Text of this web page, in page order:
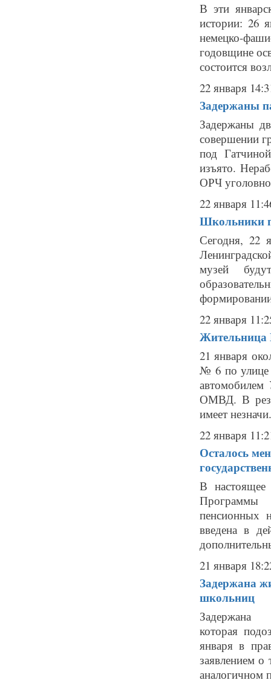
В эти
истории: 26
немецко-
годовщине
состоится
22 января
Задержаны
Задержаны
совершении
под
изъято.
ОРЧ
22 января
Школьники
Сегодня, 22
музей
22 января
Жительница
21 января
№ 6 по улице
автомобилем
ОМВД. В
имеет
22 января
Осталось
В настоящее
Программы
пенсионных
введена в
21 января
Задержана
школьниц
которая
января в
заявлением о
аналогичном